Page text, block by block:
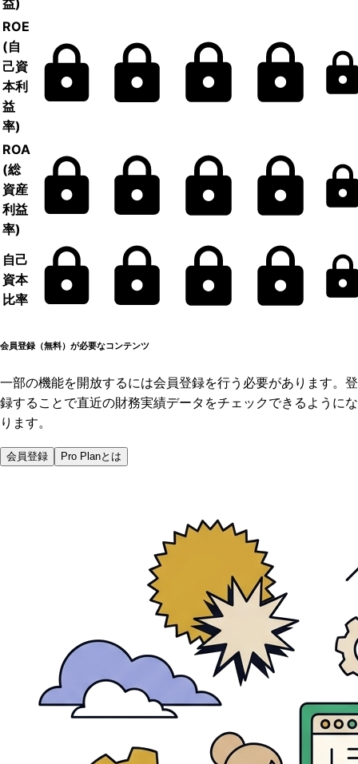
益)
ROE
(自
己資
本利
益
率)
ROA
(総
資産
利益
率)
自己
資本
比率
会員登録（無料）が必要なコンテンツ
一部の機能を開放するには会員登録を行う必要があります。登
録することで直近の財務実績データをチェックできるようにな
ります。
会員登録 Pro Planとは